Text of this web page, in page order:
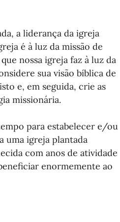
a liderança da igreja
é à luz da missão de
nossa igreja faz à luz da
sua visão bíblica de
e, em seguida, crie as
missionária.
para estabelecer e/ou
uma igreja plantada
com anos de atividade
enormemente ao